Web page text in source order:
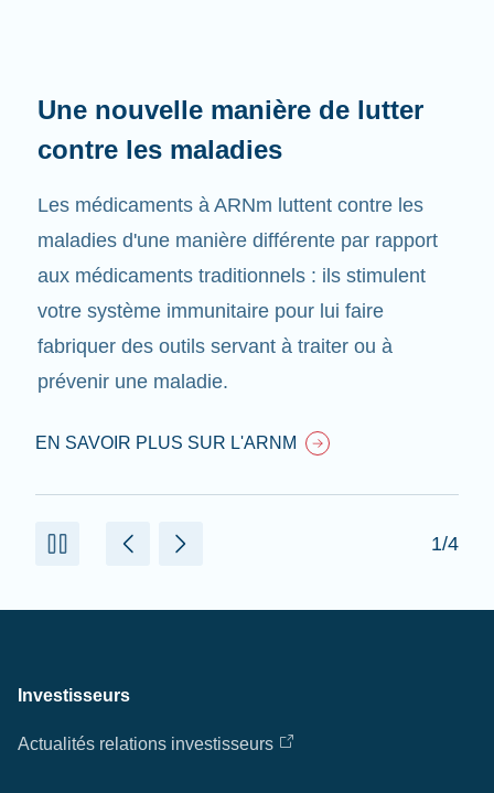
Une nouvelle manière de lutter
contre les maladies
Les médicaments à ARNm luttent contre les
maladies d'une manière différente par rapport
aux médicaments traditionnels : ils stimulent
votre système immunitaire pour lui faire
fabriquer des outils servant à traiter ou à
prévenir une maladie.
EN SAVOIR PLUS SUR L'ARNM
1/4
Investisseurs
Actualités relations investisseurs